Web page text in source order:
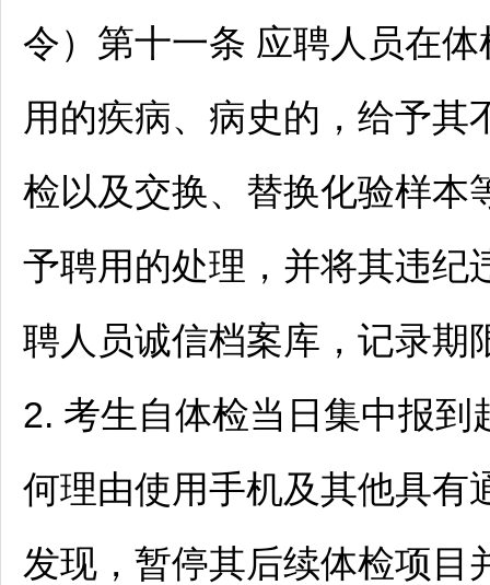
令）第十一条 应聘人员在
用的疾病、病史的，给予其
检以及交换、替换化验样本
予聘用的处理，并将其违纪
聘人员诚信档案库，记录期
2. 考生自体检当日集中报
何理由使用手机及其他具有
发现，暂停其后续体检项目